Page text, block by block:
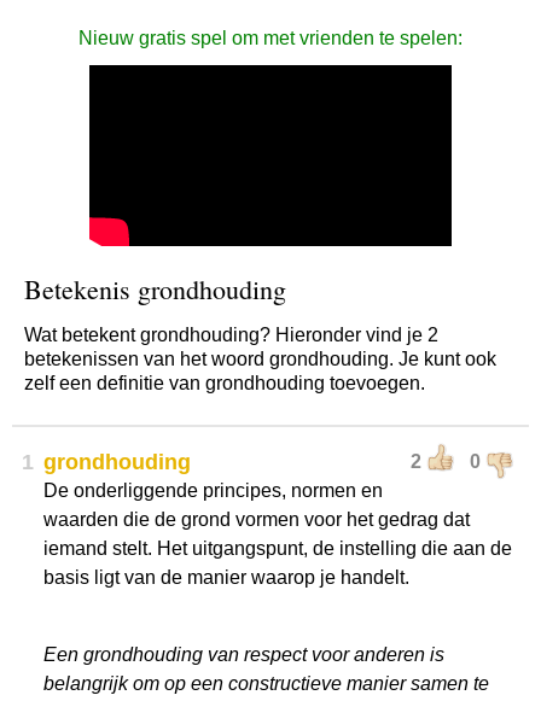
Nieuw gratis spel om met vrienden te spelen:
Betekenis grondhouding
Wat betekent grondhouding? Hieronder vind je 2
betekenissen van het woord grondhouding. Je kunt ook
zelf een definitie van grondhouding toevoegen.
1 2 0
grondhouding
De onderliggende principes, normen en
waarden die de grond vormen voor het gedrag dat
iemand stelt. Het uitgangspunt, de instelling die aan de
basis ligt van de manier waarop je handelt.
Een grondhouding van respect voor anderen is
belangrijk om op een constructieve manier samen te